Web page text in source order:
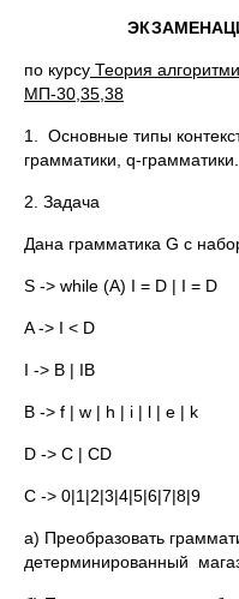
по курсу Теория
МП-30,35,38
1. Основные типы
грамматики, q-грамматики.
2. Задача
Дана грамматика G с
S -> while (A) I = D | I = D
A -> I < D
I -> B | IB
B -> f | w | h | i | l | e | k
D -> C | CD
C -> 0|1|2|3|4|5|6|7|8|9
a) Преобразовать
детерминированный